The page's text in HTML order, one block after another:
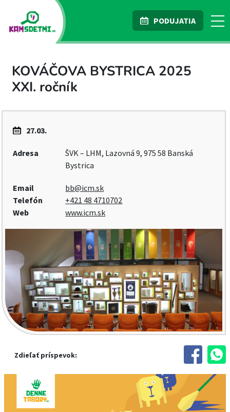
PODUJATIA
KOVÁČOVA BYSTRICA 2025
XXI. ročník
27.03.
Adresa
ŠVK – LHM, Lazovná 9, 975 58 Banská
Bystrica
Email
bb@icm.sk
Telefón
+421 48 4710702
Web
www.icm.sk
Zdieľať príspevok: